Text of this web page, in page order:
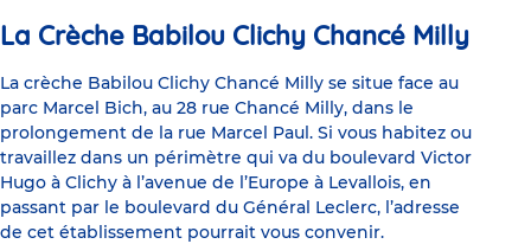
La Crèche Babilou Clichy Chancé Milly
La crèche Babilou Clichy Chancé Milly se situe face au
parc Marcel Bich, au 28 rue Chancé Milly, dans le
prolongement de la rue Marcel Paul. Si vous habitez ou
travaillez dans un périmètre qui va du boulevard Victor
Hugo à Clichy à l’avenue de l’Europe à Levallois, en
passant par le boulevard du Général Leclerc, l’adresse
de cet établissement pourrait vous convenir.